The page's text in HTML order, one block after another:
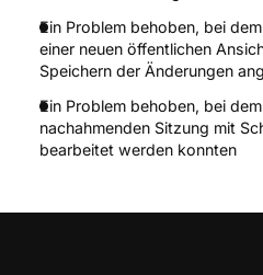
Ein Problem behoben, bei
einer neuen öffentlichen
Speichern der Änderungen
Ein Problem behoben, bei
nachahmenden Sitzung mit
bearbeitet werden konnten